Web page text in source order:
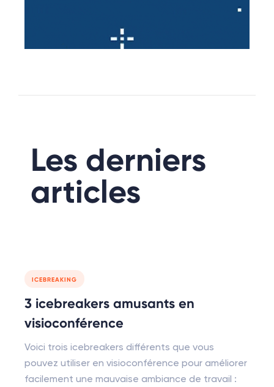
Les derniers
articles
ICEBREAKING
3 icebreakers amusants en
visioconférence
Voici trois icebreakers différents que vous
pouvez utiliser en visioconférence pour améliorer
facilement une mauvaise ambiance de travail :